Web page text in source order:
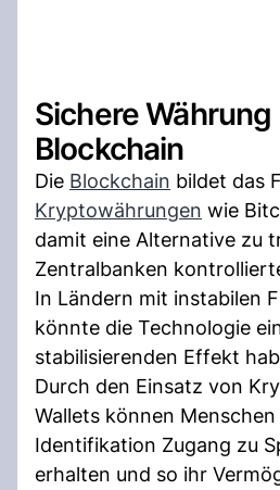
Sichere
Blockchain
Die Blockchain bildet das
Kryptowährungen wie
damit eine Alternative zu
Zentralbanken
In Ländern mit instabilen
könnte die Technologie
stabilisierenden Effekt
Durch den Einsatz von
Wallets können
Identifikation Zugang zu
erhalten und so ihr